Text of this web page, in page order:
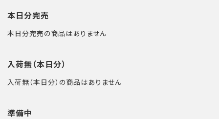
本日分完売
本日分完売の商品はありません
入荷無（本日分）
入荷無（本日分）の商品はありません
準備中